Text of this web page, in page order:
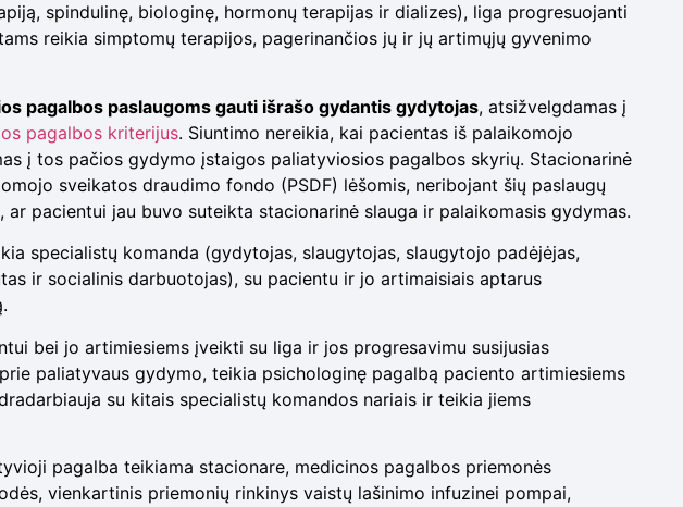
spindulinę, biologinę, hormonų terapijas ir dializes), liga progresuojanti
reikia simptomų terapijos, pagerinančios jų ir jų artimųjų gyvenimo
pagalbos paslaugoms gauti išrašo gydantis gydytojas, atsižvelgdamas į
pagalbos kriterijus. Siuntimo nereikia, kai pacientas iš palaikomojo
į tos pačios gydymo įstaigos paliatyviosios pagalbos skyrių. Stacionarinė
sveikatos draudimo fondo (PSDF) lėšomis, neribojant šių paslaugų
pacientui jau buvo suteikta stacionarinė slauga ir palaikomasis gydymas.
specialistų komanda (gydytojas, slaugytojas, slaugytojo padėjėjas,
ir socialinis darbuotojas), su pacientu ir jo artimaisiais aptarus
bei jo artimiesiems įveikti su liga ir jos progresavimu susijusias
paliatyvaus gydymo, teikia psichologinę pagalbą paciento artimiesiems
su kitais specialistų komandos nariais ir teikia jiems
pagalba teikiama stacionare, medicinos pagalbos priemonės
vienkartinis priemonių rinkinys vaistų lašinimo infuzinei pompai,